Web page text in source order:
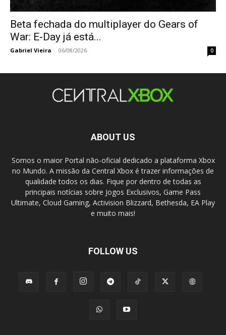
Beta fechada do multiplayer do Gears of
War: E-Day já está...
Gabriel Vieira - 06/08/2026 0
ABOUT US
Somos o maior Portal não-oficial dedicado a plataforma Xbox
no Mundo. A missão da Central Xbox é trazer informações de
qualidade todos os dias. Fique por dentro de todas as
principais notícias sobre Jogos Exclusivos, Game Pass
Ultimate, Cloud Gaming, Activision Blizzard, Bethesda, EA Play
e muito mais!
FOLLOW US